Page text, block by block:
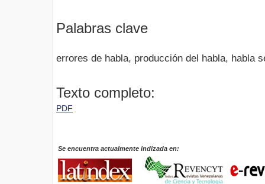
Palabras clave
errores de habla, producción del habla, habla
Texto completo:
PDF
Se encuentra actualmente indizada en: